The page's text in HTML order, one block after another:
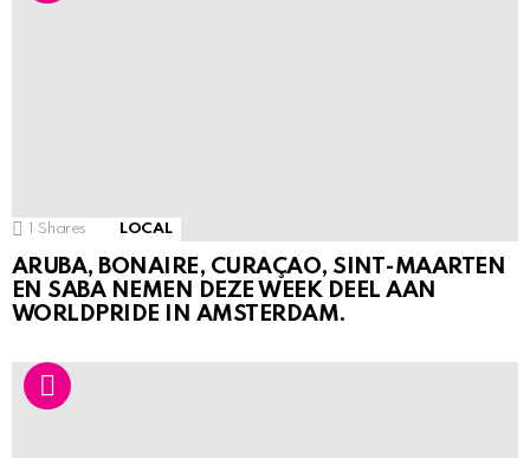
Shares LOCAL
ARUBA, BONAIRE, CURAÇAO, SINT-MAARTEN
EN SABA NEMEN DEZE WEEK DEEL AAN
WORLDPRIDE IN AMSTERDAM.